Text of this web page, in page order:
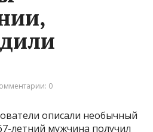
0
описали необычный
летний мужчина получил